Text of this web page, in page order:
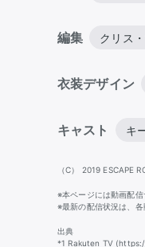
編集 クリス
衣装デザイン
キャスト キ
（C） 2019 ESCAPE
※本ページには動画配信
※最新の配信状況は、各
出典
*1 Rakuten TV